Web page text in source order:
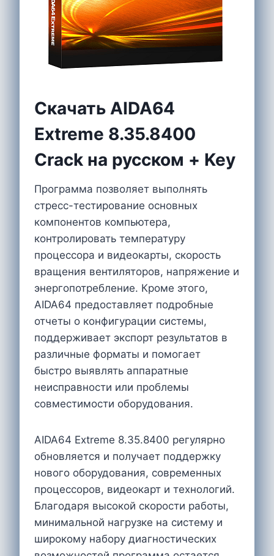
Cкачать AIDA64
Extreme 8.35.8400
Crack на русском + Key
Программа позволяет выполнять
стресс-тестирование основных
компонентов компьютера,
контролировать температуру
процессора и видеокарты, скорость
вращения вентиляторов, напряжение и
энергопотребление. Кроме этого,
AIDA64 предоставляет подробные
отчеты о конфигурации системы,
поддерживает экспорт результатов в
различные форматы и помогает
быстро выявлять аппаратные
неисправности или проблемы
совместимости оборудования.
AIDA64 Extreme 8.35.8400 регулярно
обновляется и получает поддержку
нового оборудования, современных
процессоров, видеокарт и технологий.
Благодаря высокой скорости работы,
минимальной нагрузке на систему и
широкому набору диагностических